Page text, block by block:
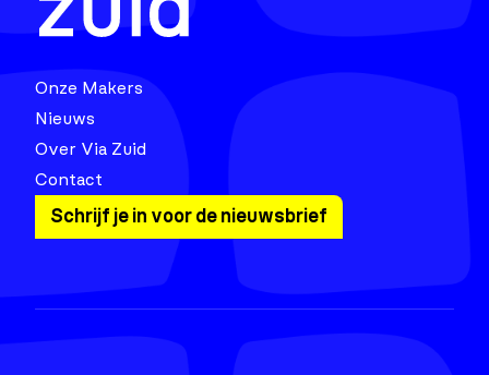
Onze Makers
Nieuws
Over Via Zuid
Contact
Schrijf je in voor de nieuwsbrief